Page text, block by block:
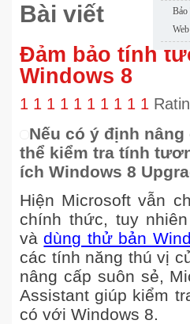
Web
Bài viết
Đảm bảo tính
Windows 8
1 1 1 1 1 1 1 1 1 1
Nếu có ý định
thể kiểm tra tính
ích Windows 8
Hiện Microsoft vẫn
chính thức, tuy
vàdùng thử bản
các tính năng thú vị
nâng cấp suôn sẻ,
Assistant giúp kiểm
có với Windows 8.